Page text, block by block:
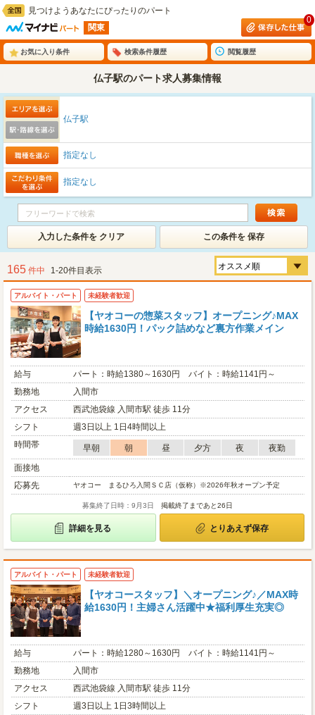
見つけようあなたにぴったりのパート
関東
0
お気に入り条件 検索条件履歴 閲覧履歴
仏子駅のパート求人募集情報
仏子駅
指定なし
指定なし
入力した条件を クリア この条件を 保存
165 件中 1-20件目表示
アルバイト・パート 未経験者歓迎
【ヤオコーの惣菜スタッフ】オープニング♪MAX
時給1630円！パック詰めなど裏方作業メイン
給与
パート：時給1380～1630円 バイト：時給1141円～
勤務地
入間市
アクセス
西武池袋線 入間市駅 徒歩 11分
シフト
週3日以上 1日4時間以上
時間帯
早朝 朝 昼 夕方 夜
夜勤
面接地
応募先
ヤオコー まるひろ入間ＳＣ店（仮称）※2026年秋オープン予定
募集終了日時：9月3日 掲載終了まであと26日
詳細を見る とりあえず保存
アルバイト・パート 未経験者歓迎
【ヤオコースタッフ】＼オープニング♪／MAX時
給1630円！主婦さん活躍中★福利厚生充実◎
給与
パート：時給1280～1630円 バイト：時給1141円～
勤務地
入間市
アクセス
西武池袋線 入間市駅 徒歩 11分
シフト
週3日以上 1日3時間以上